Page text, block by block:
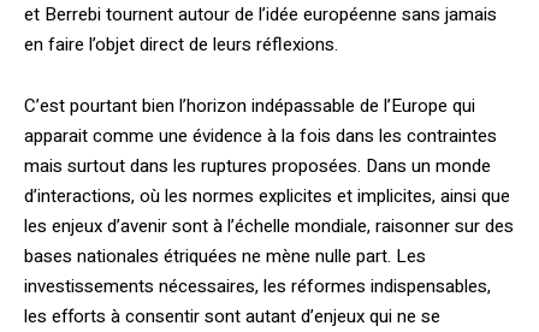
et Berrebi tournent autour de l’idée européenne sans jamais
en faire l’objet direct de leurs réflexions.
C’est pourtant bien l’horizon indépassable de l’Europe qui
apparait comme une évidence à la fois dans les contraintes
mais surtout dans les ruptures proposées. Dans un monde
d’interactions, où les normes explicites et implicites, ainsi que
les enjeux d’avenir sont à l’échelle mondiale, raisonner sur des
bases nationales étriquées ne mène nulle part. Les
investissements nécessaires, les réformes indispensables,
les efforts à consentir sont autant d’enjeux qui ne se